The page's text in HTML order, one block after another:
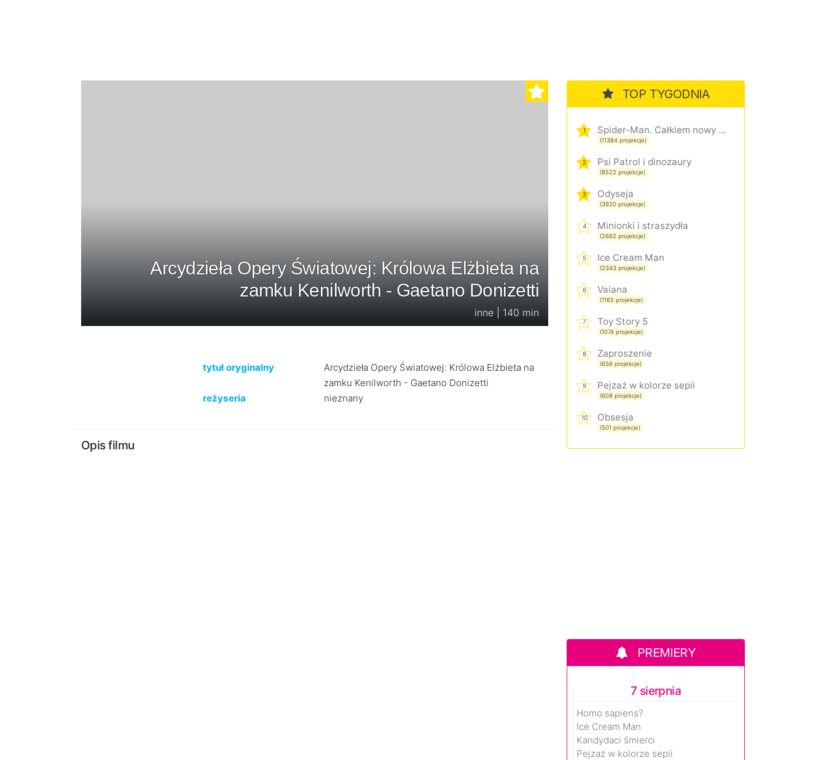
Arcydzieła Opery Światowej: Królowa Elżbieta na
zamku Kenilworth - Gaetano Donizetti
inne | 140 min
tytuł oryginalny
Arcydzieła Opery Światowej: Królowa Elżbieta na
zamku Kenilworth - Gaetano Donizetti
reżyseria
nieznany
Opis filmu
TOP TYGODNIA
1 Spider-Man. Całkiem nowy dzień
(11384 projekcje)
2 Psi Patrol i dinozaury
(8522 projekcje)
3 Odyseja
(3920 projekcje)
4 Minionki i straszydła
(2662 projekcje)
5 Ice Cream Man
(2343 projekcje)
6 Vaiana
(1165 projekcje)
7 Toy Story 5
(1074 projekcje)
8 Zaproszenie
(656 projekcje)
9 Pejzaż w kolorze sepii
(608 projekcje)
10 Obsesja
(501 projekcje)
PREMIERY
7 sierpnia
Homo sapiens?
Ice Cream Man
Kandydaci śmierci
Pejzaż w kolorze sepii